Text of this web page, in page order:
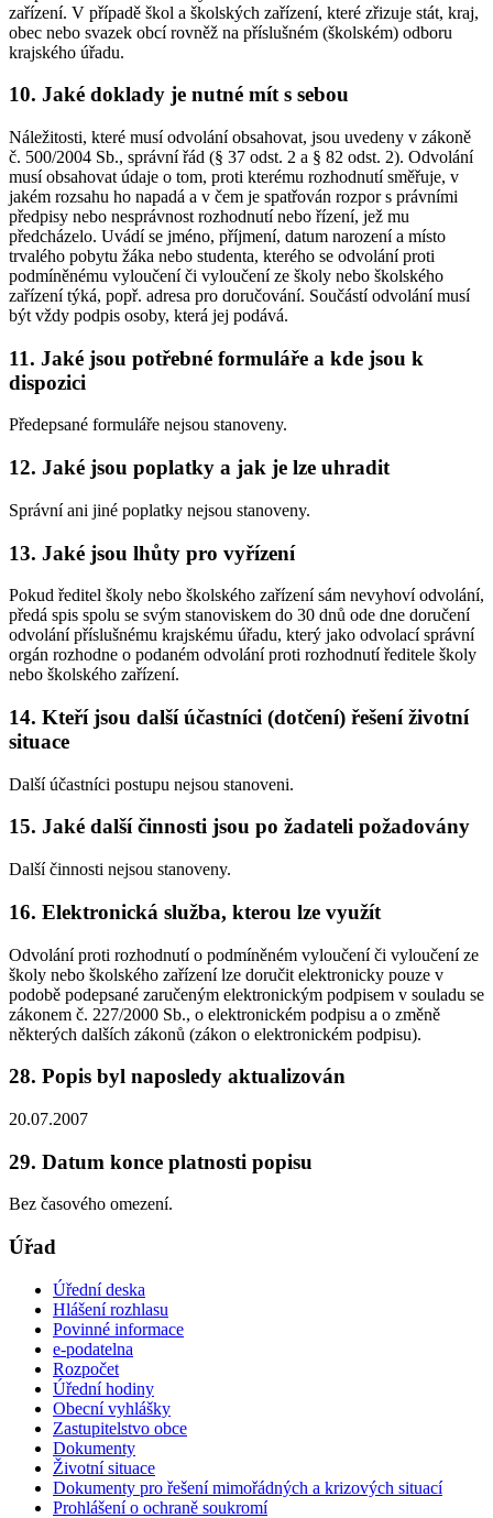
zařízení. V případě škol a školských zařízení, které zřizuje stát, kraj,
obec nebo svazek obcí rovněž na příslušném (školském) odboru
krajského úřadu.
10. Jaké doklady je nutné mít s sebou
Náležitosti, které musí odvolání obsahovat, jsou uvedeny v zákoně
č. 500/2004 Sb., správní řád (§ 37 odst. 2 a § 82 odst. 2). Odvolání
musí obsahovat údaje o tom, proti kterému rozhodnutí směřuje, v
jakém rozsahu ho napadá a v čem je spatřován rozpor s právními
předpisy nebo nesprávnost rozhodnutí nebo řízení, jež mu
předcházelo. Uvádí se jméno, příjmení, datum narození a místo
trvalého pobytu žáka nebo studenta, kterého se odvolání proti
podmíněnému vyloučení či vyloučení ze školy nebo školského
zařízení týká, popř. adresa pro doručování. Součástí odvolání musí
být vždy podpis osoby, která jej podává.
11. Jaké jsou potřebné formuláře a kde jsou k
dispozici
Předepsané formuláře nejsou stanoveny.
12. Jaké jsou poplatky a jak je lze uhradit
Správní ani jiné poplatky nejsou stanoveny.
13. Jaké jsou lhůty pro vyřízení
Pokud ředitel školy nebo školského zařízení sám nevyhoví odvolání,
předá spis spolu se svým stanoviskem do 30 dnů ode dne doručení
odvolání příslušnému krajskému úřadu, který jako odvolací správní
orgán rozhodne o podaném odvolání proti rozhodnutí ředitele školy
nebo školského zařízení.
14. Kteří jsou další účastníci (dotčení) řešení životní
situace
Další účastníci postupu nejsou stanoveni.
15. Jaké další činnosti jsou po žadateli požadovány
Další činnosti nejsou stanoveny.
16. Elektronická služba, kterou lze využít
Odvolání proti rozhodnutí o podmíněném vyloučení či vyloučení ze
školy nebo školského zařízení lze doručit elektronicky pouze v
podobě podepsané zaručeným elektronickým podpisem v souladu se
zákonem č. 227/2000 Sb., o elektronickém podpisu a o změně
některých dalších zákonů (zákon o elektronickém podpisu).
28. Popis byl naposledy aktualizován
20.07.2007
29. Datum konce platnosti popisu
Bez časového omezení.
Úřad
Úřední deska
Hlášení rozhlasu
Povinné informace
e-podatelna
Rozpočet
Úřední hodiny
Obecní vyhlášky
Zastupitelstvo obce
Dokumenty
Životní situace
Dokumenty pro řešení mimořádných a krizových situací
Prohlášení o ochraně soukromí